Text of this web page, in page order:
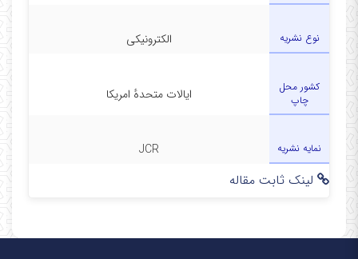
نوع نشریه الکترونیکی
کشور محل
چاپ
ایالات متحدهٔ امریکا
نمایه نشریه JCR
لینک ثابت مقاله